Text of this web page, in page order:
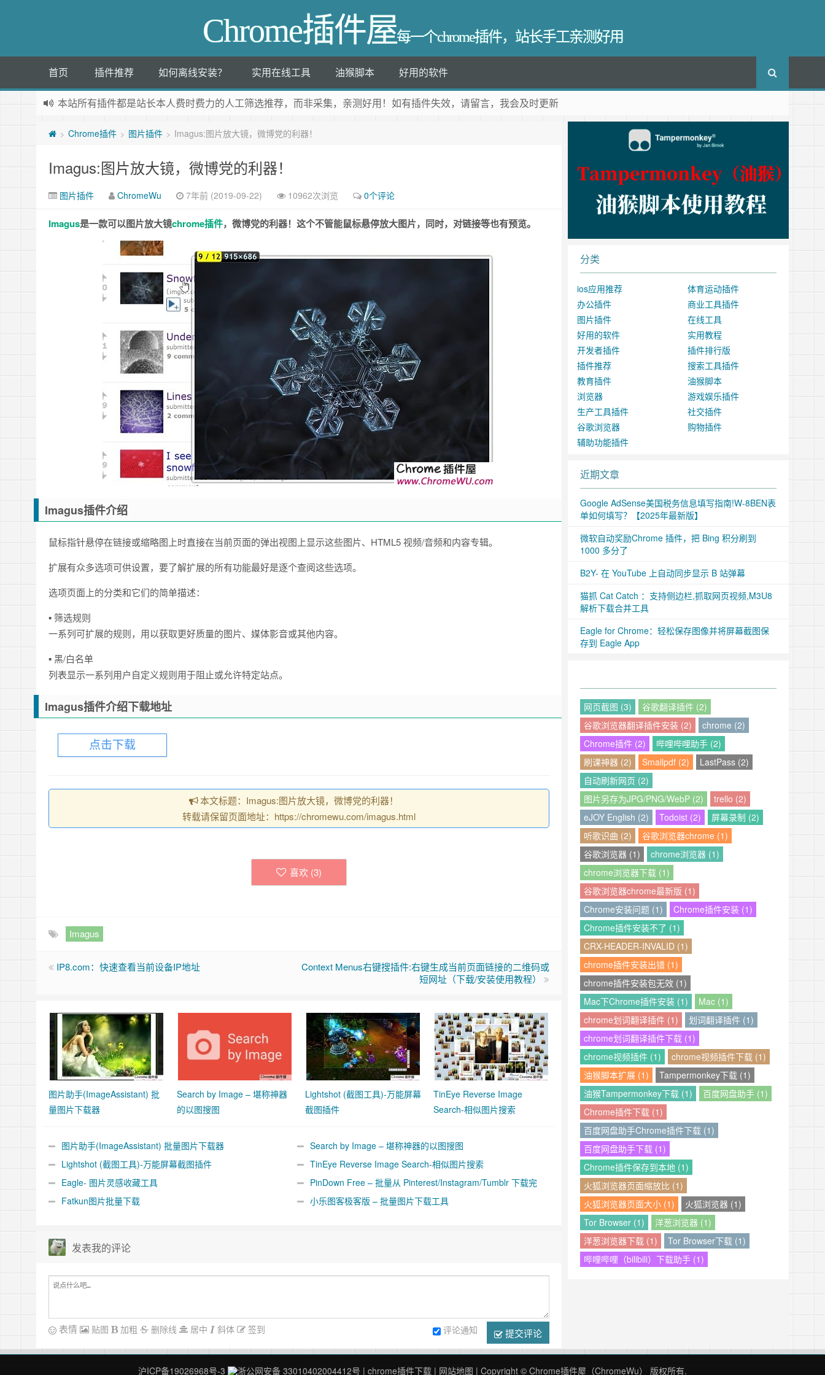
Chrome插件屋每一个chrome插件，站长手工亲测好用
首页 插件推荐 如何离线安装？ 实用在线工具 油猴脚本 好用的软件
本站所有插件都是站长本人费时费力的人工筛选推荐，而非采集，亲测好用！如有插件失效，请留言，我会及时更新
> Chrome插件 > 图片插件 > Imagus:图片放大镜，微博党的利器！
Imagus:图片放大镜，微博党的利器！
图片插件 ChromeWu 7年前 (2019-09-22) 10962次浏览 0个评论
Imagus是一款可以图片放大镜chrome插件，微博党的利器！这个不管能鼠标悬停放大图片，同时，对链接等也有预览。
Imagus插件介绍
鼠标指针悬停在链接或缩略图上时直接在当前页面的弹出视图上显示这些图片、HTML5 视频/音频和内容专辑。
扩展有众多选项可供设置，要了解扩展的所有功能最好是逐个查阅这些选项。
选项页面上的分类和它们的简单描述：
▪ 筛选规则
一系列可扩展的规则，用以获取更好质量的图片、媒体影音或其他内容。
▪ 黑/白名单
列表显示一系列用户自定义规则用于阻止或允许特定站点。
Imagus插件介绍下载地址
点击下载
本文标题：Imagus:图片放大镜，微博党的利器！
转载请保留页面地址：https://chromewu.com/imagus.html
喜欢 (3)
Imagus
IP8.com：快速查看当前设备IP地址
Context Menus右键搜插件:右键生成当前页面链接的二维码或
短网址（下载/安装使用教程）
图片助手(ImageAssistant) 批
量图片下载器
Search by Image – 堪称神器
的以图搜图
Lightshot (截图工具)-万能屏幕
截图插件
TinEye Reverse Image
Search-相似图片搜索
图片助手(ImageAssistant) 批量图片下载器
Search by Image – 堪称神器的以图搜图
Lightshot (截图工具)-万能屏幕截图插件
TinEye Reverse Image Search-相似图片搜索
Eagle- 图片灵感收藏工具
PinDown Free – 批量从 Pinterest/Instagram/Tumblr 下载完
整尺寸大图
Fatkun图片批量下载 小乐图客极客版 – 批量图片下载工具
发表我的评论
提交评论
评论通知
表情 贴图 加粗 删除线 居中 斜体 签到
分类
ios应用推荐
体育运动插件
办公插件
商业工具插件
图片插件
在线工具
好用的软件
实用教程
开发者插件
插件排行版
插件推荐
搜索工具插件
教育插件
油猴脚本
浏览器
游戏娱乐插件
生产工具插件
社交插件
谷歌浏览器
购物插件
辅助功能插件
近期文章
Google AdSense美国税务信息填写指南!W-8BEN表
单如何填写？【2025年最新版】
微软自动奖励Chrome 插件，把 Bing 积分刷到
1000 多分了
B2Y- 在 YouTube 上自动同步显示 B 站弹幕
猫抓 Cat Catch ：支持侧边栏,抓取网页视频,M3U8
解析下载合并工具
Eagle for Chrome：轻松保存图像并将屏幕截图保
存到 Eagle App
网页截图 (3)
谷歌翻译插件 (2)
谷歌浏览器翻译插件安装 (2)
chrome (2)
Chrome插件 (2)
哔哩哔哩助手 (2)
刷课神器 (2)
Smallpdf (2)
LastPass (2)
自动刷新网页 (2)
图片另存为JPG/PNG/WebP (2)
trello (2)
eJOY English (2)
Todoist (2)
屏幕录制 (2)
听歌识曲 (2)
谷歌浏览器chrome (1)
谷歌浏览器 (1)
chrome浏览器 (1)
chrome浏览器下载 (1)
谷歌浏览器chrome最新版 (1)
Chrome安装问题 (1)
Chrome插件安装 (1)
Chrome插件安装不了 (1)
CRX-HEADER-INVALID (1)
chrome插件安装出错 (1)
chrome插件安装包无效 (1)
Mac下Chrome插件安装 (1)
Mac (1)
chrome划词翻译插件 (1)
划词翻译插件 (1)
chrome划词翻译插件下载 (1)
chrome视频插件 (1)
chrome视频插件下载 (1)
油猴脚本扩展 (1)
Tampermonkey下载 (1)
油猴Tampermonkey下载 (1)
百度网盘助手 (1)
Chrome插件下载 (1)
百度网盘助手Chrome插件下载 (1)
百度网盘助手下载 (1)
Chrome插件保存到本地 (1)
火狐浏览器页面缩放比 (1)
火狐浏览器页面大小 (1)
火狐浏览器 (1)
Tor Browser (1)
洋葱浏览器 (1)
洋葱浏览器下载 (1)
Tor Browser下载 (1)
哔哩哔哩（bilibili）下载助手 (1)
沪ICP备19026968号-3 浙公网安备 33010402004412号 | chrome插件下载 | 网站地图 | Copyright © Chrome插件屋（ChromeWu） 版权所有.